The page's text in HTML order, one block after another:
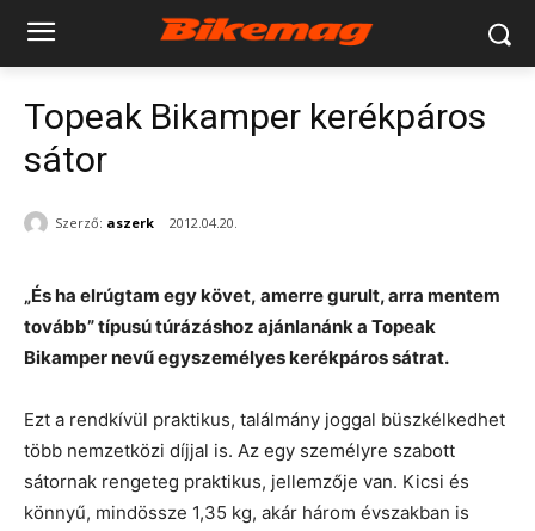
Topeak Bikamper kerékpáros
sátor
Szerző: aszerk 2012.04.20.
„És ha elrúgtam egy követ, amerre gurult, arra mentem
tovább” típusú túrázáshoz ajánlanánk a Topeak
Bikamper nevű egyszemélyes kerékpáros sátrat.
Ezt a rendkívül praktikus, találmány joggal büszkélkedhet
több nemzetközi díjjal is. Az egy személyre szabott
sátornak rengeteg praktikus, jellemzője van. Kicsi és
könnyű, mindössze 1,35 kg, akár három évszakban is